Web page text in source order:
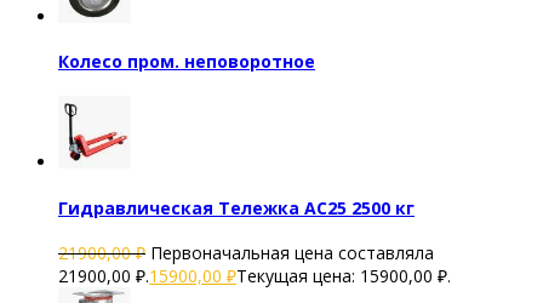
Колесо пром. неповоротное
Гидравлическая Тележка AC25 2500 кг
21900,00₽ Первоначальная цена составляла
21900,00 ₽.15900,00 ₽Текущая цена: 15900,00 ₽.